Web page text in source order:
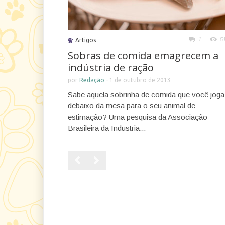
Artigos 1
Sobras de comida emagrecem a
indústria de ração
por Redação - 1 de outubro de 2013
Sabe aquela sobrinha de comida que você joga
debaixo da mesa para o seu animal de
estimação? Uma pesquisa da Associação
Brasileira da Industria...